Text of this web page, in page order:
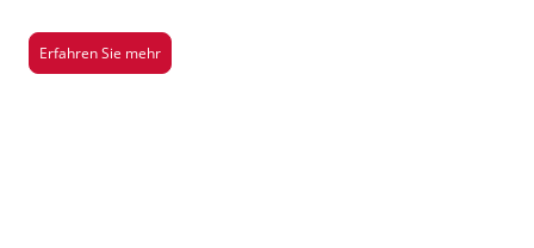
Erfahren Sie mehr